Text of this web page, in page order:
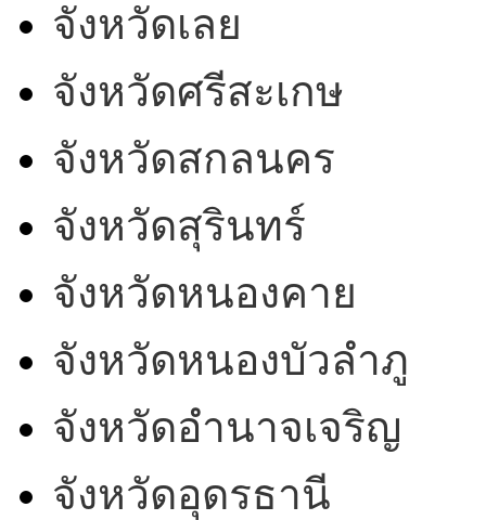
จังหวัดเลย
จังหวัดศรีสะเกษ
จังหวัดสกลนคร
จังหวัดสุรินทร์
จังหวัดหนองคาย
จังหวัดหนองบัวลำภู
จังหวัดอำนาจเจริญ
จังหวัดอุดรธานี